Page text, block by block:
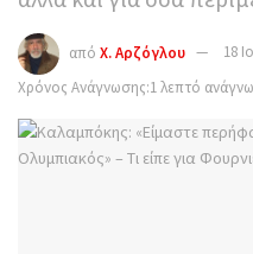
από Χ. Αρζόγλου
18
Χρόνος Ανάγνωσης:1 λεπτό